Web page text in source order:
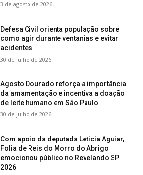
3 de agosto de 2026
Defesa Civil orienta população sobre
como agir durante ventanias e evitar
acidentes
30 de julho de 2026
Agosto Dourado reforça a importância
da amamentação e incentiva a doação
de leite humano em São Paulo
30 de julho de 2026
Com apoio da deputada Leticia Aguiar,
Folia de Reis do Morro do Abrigo
emocionou público no Revelando SP
2026